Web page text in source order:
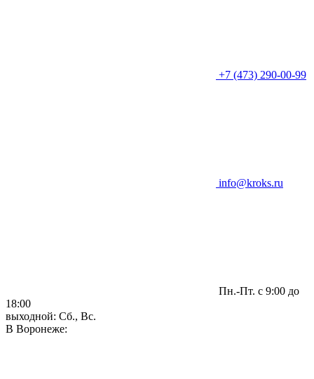
+7 (473) 290-00-99
info@kroks.ru
Пн.-Пт. с 9:00 до
18:00
выходной: Сб., Вс.
В Воронеже: